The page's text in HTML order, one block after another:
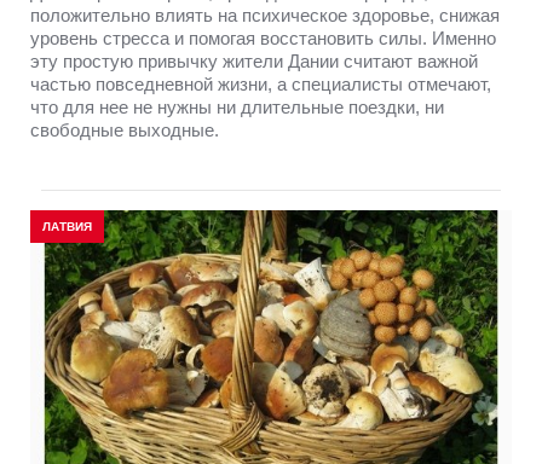
положительно влиять на психическое здоровье, снижая
уровень стресса и помогая восстановить силы. Именно
эту простую привычку жители Дании считают важной
частью повседневной жизни, а специалисты отмечают,
что для нее не нужны ни длительные поездки, ни
свободные выходные.
ЛАТВИЯ